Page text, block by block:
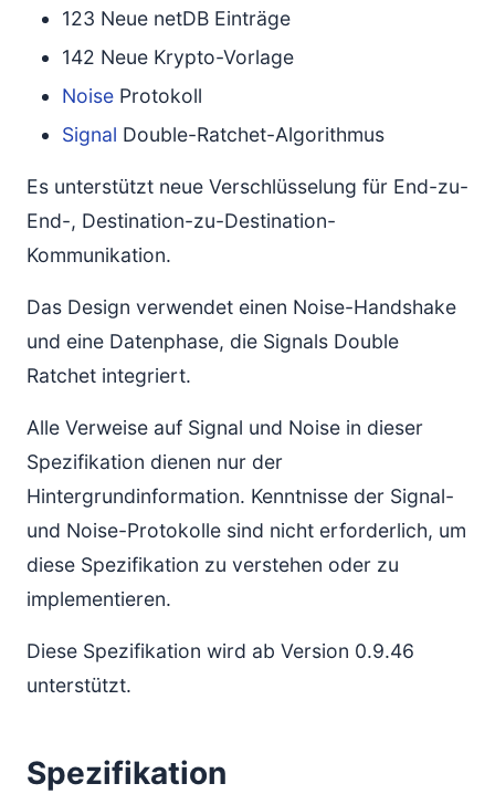
123 Neue netDB Einträge
142 Neue Krypto-Vorlage
Noise Protokoll
Signal Double-Ratchet-Algorithmus
Es unterstützt neue Verschlüsselung für End-zu-
End-, Destination-zu-Destination-
Kommunikation.
Das Design verwendet einen Noise-Handshake
und eine Datenphase, die Signals Double
Ratchet integriert.
Alle Verweise auf Signal und Noise in dieser
Spezifikation dienen nur der
Hintergrundinformation. Kenntnisse der Signal-
und Noise-Protokolle sind nicht erforderlich, um
diese Spezifikation zu verstehen oder zu
implementieren.
Diese Spezifikation wird ab Version 0.9.46
unterstützt.
Spezifikation